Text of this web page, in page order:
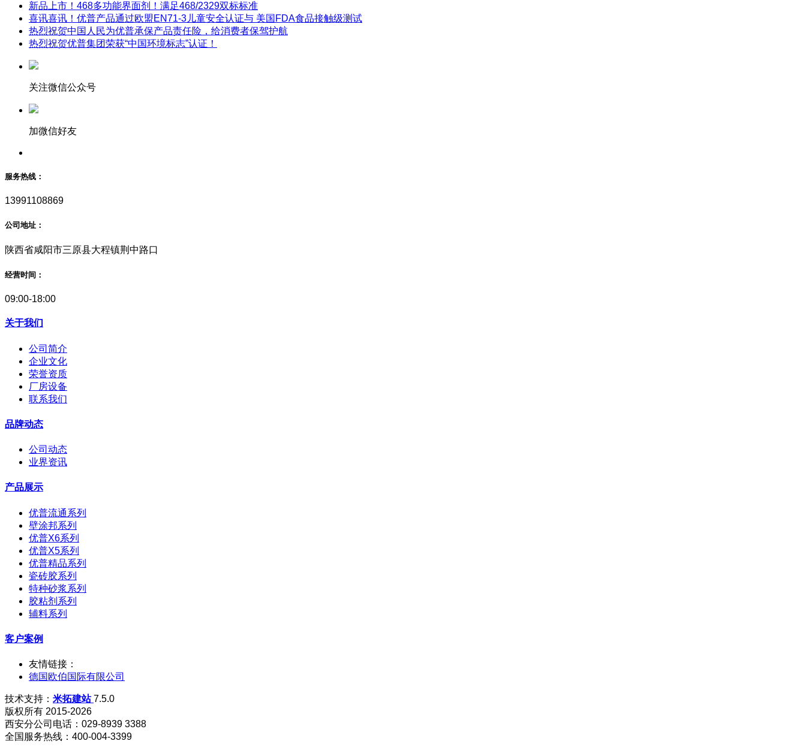
新品上市！468多功能界面剂！满足468/2329双标标准
喜讯喜讯！优普产品通过欧盟EN71-3儿童安全认证与 美国FDA食品接触级测试
热烈祝贺中国人民为优普承保产品责任险，给消费者保驾护航
热烈祝贺优普集团荣获“中国环境标志”认证！
关注微信公众号
加微信好友
服务热线：
13991108869
公司地址：
陕西省咸阳市三原县大程镇荆中路口
经营时间：
09:00-18:00
关于我们
公司简介
企业文化
荣誉资质
厂房设备
联系我们
品牌动态
公司动态
业界资讯
产品展示
优普流通系列
壁涂邦系列
优普X6系列
优普X5系列
优普精品系列
瓷砖胶系列
特种砂浆系列
胶粘剂系列
辅料系列
客户案例
友情链接：
德国欧伯国际有限公司
技术支持： 米拓建站7.5.0
版权所有 2015-2026
西安分公司电话：029-8939 3388
全国服务热线：400-004-3399